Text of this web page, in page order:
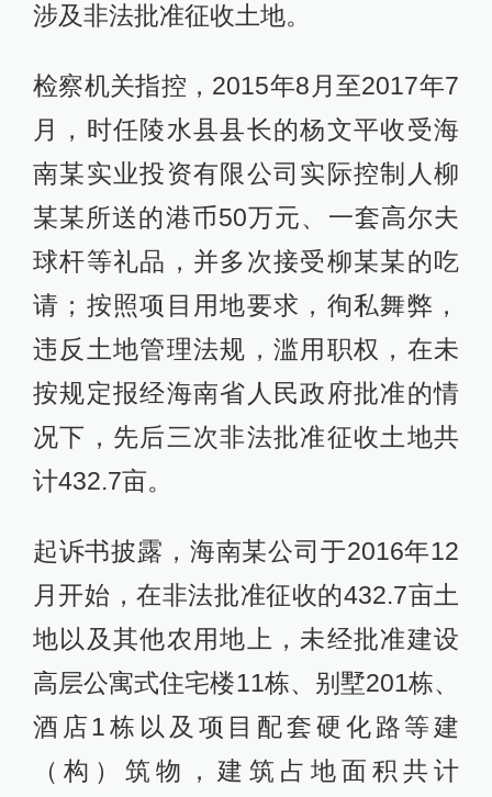
涉及非法批准征收土地。
检察机关指控，2015年8月至2017年7
月，时任陵水县县长的杨文平收受海
南某实业投资有限公司实际控制人柳
某某所送的港币50万元、一套高尔夫
球杆等礼品，并多次接受柳某某的吃
请；按照项目用地要求，徇私舞弊，
违反土地管理法规，滥用职权，在未
按规定报经海南省人民政府批准的情
况下，先后三次非法批准征收土地共
计432.7亩。
起诉书披露，海南某公司于2016年12
月开始，在非法批准征收的432.7亩土
地以及其他农用地上，未经批准建设
高层公寓式住宅楼11栋、别墅201栋、
酒店1栋以及项目配套硬化路等建
（构）筑物，建筑占地面积共计